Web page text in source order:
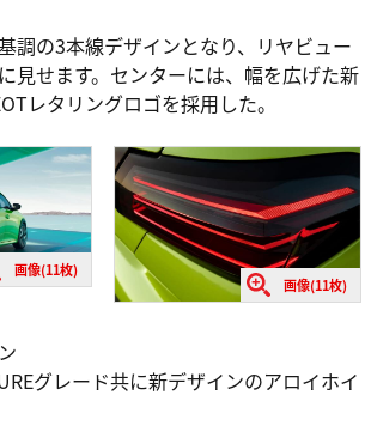
調の3本線デザインとなり、リヤビュー
見せます。センターには、幅を広げた新
レタリングロゴを採用した。
画像(11枚)
画像(11枚)
グレード共に新デザインのアロイホイ